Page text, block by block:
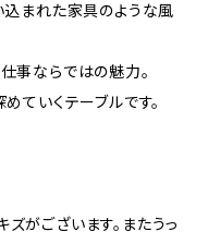
込まれた家具のような風
事ならではの魅力。
ていくテーブルです。
がございます。またうっ